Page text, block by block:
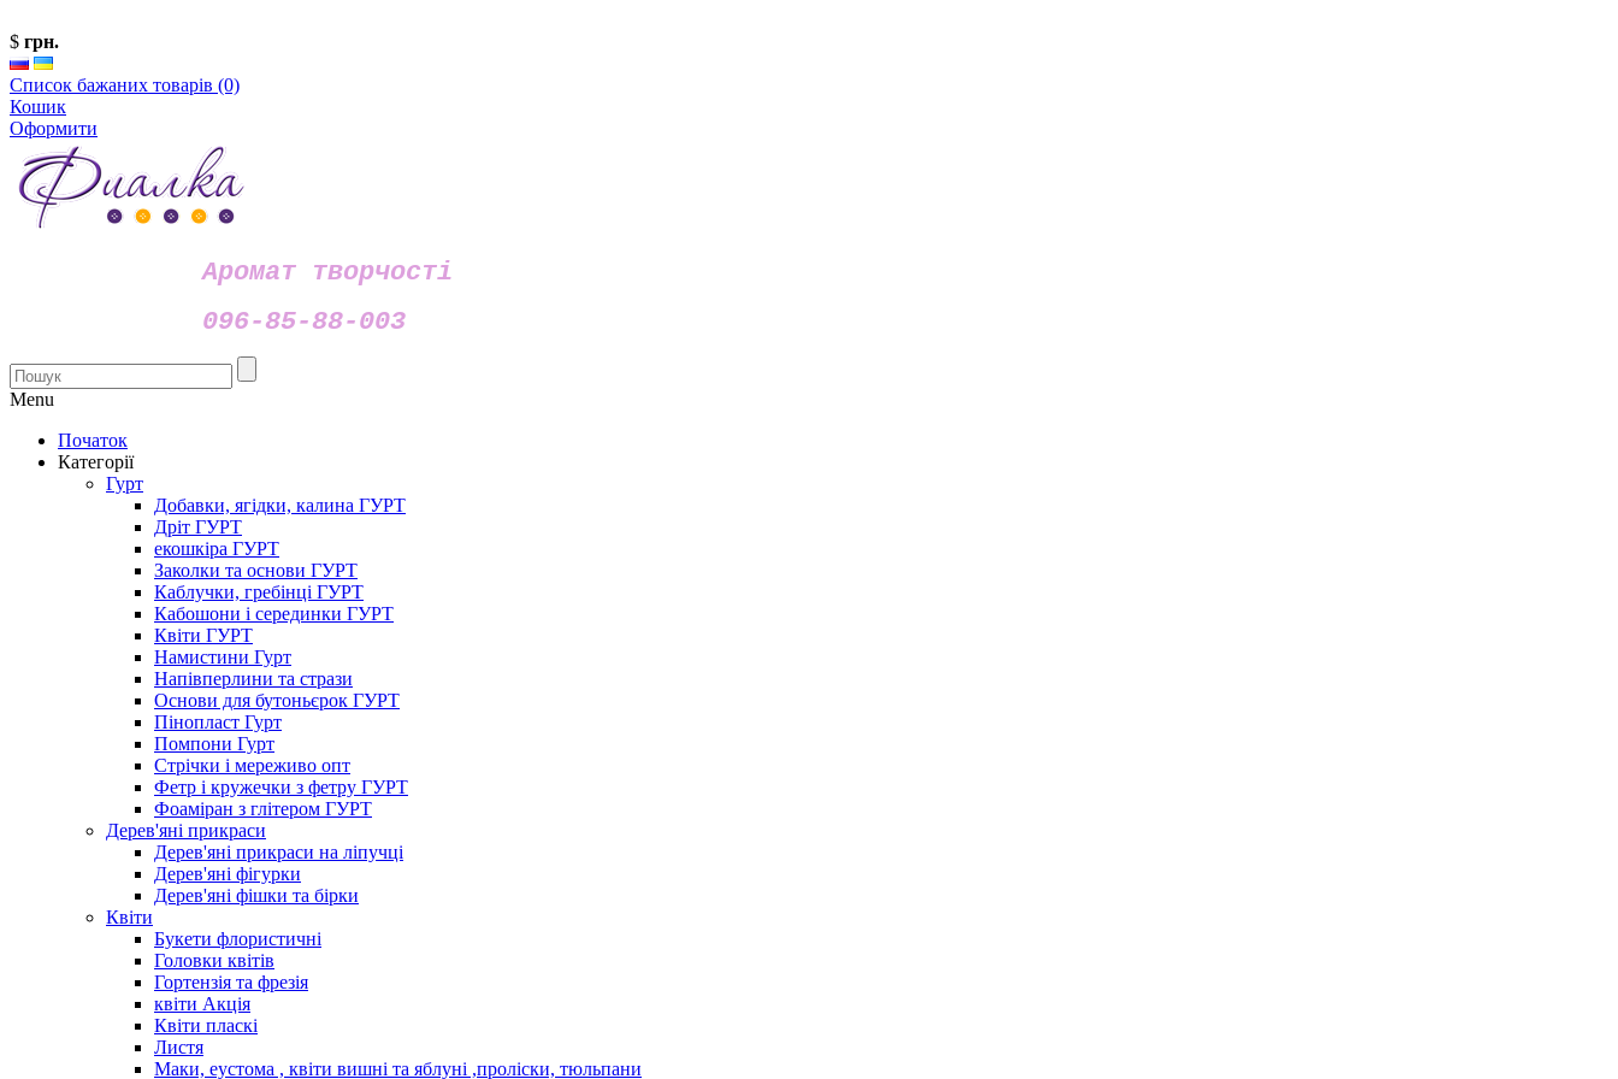
$ грн.
Список бажаних товарів (0)
Кошик
Оформити
Аромат творчості
096-85-88-003
Menu
Початок
Категорії
Гурт
Добавки, ягідки, калина ГУРТ
Дріт ГУРТ
екошкіра ГУРТ
Заколки та основи ГУРТ
Каблучки, гребінці ГУРТ
Кабошони і серединки ГУРТ
Квіти ГУРТ
Намистини Гурт
Напівперлини та стрази
Основи для бутоньєрок ГУРТ
Пінопласт Гурт
Помпони Гурт
Стрічки і мереживо опт
Фетр і кружечки з фетру ГУРТ
Фоаміран з глітером ГУРТ
Дерев'яні прикраси
Дерев'яні прикраси на ліпучці
Дерев'яні фігурки
Дерев'яні фішки та бірки
Квіти
Букети флористичні
Головки квітів
Гортензія та фрезія
квіти Акція
Квіти пласкі
Листя
Маки, еустома , квіти вишні та яблуні ,проліски, тюльпани